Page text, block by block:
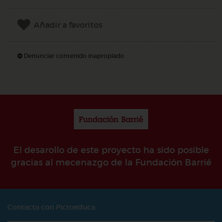
Añadir a favoritos
Denunciar contenido inapropiado
El desarollo de este proyecto ha sido posible
gracias al mecenazgo de la Fundación Barrié
Contacta con Pictoeduca